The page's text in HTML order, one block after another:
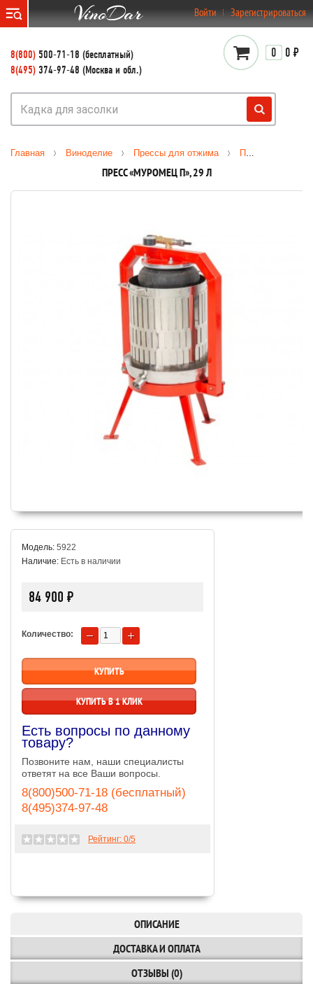
Войти Зарегистрироваться
8(800) 500-71-18 (бесплатный)
8(495) 374-97-48 (Москва и обл.)
0 0 ₽
Главная Виноделие Прессы для отжима Пресс для отжима с пневмоприводом «Муромец П», 29 л
ПРЕСС «МУРОМЕЦ П», 29 Л
Модель: 5922
Наличие: Есть в наличии
84 900 ₽
Количество:
КУПИТЬ В 1 КЛИК
Есть вопросы по данному
товару?
Позвоните нам, наши специалисты
ответят на все Ваши вопросы.
8(800)500-71-18 (бесплатный)
8(495)374-97-48
Рейтинг: 0/5
ОПИСАНИЕ
ДОСТАВКА И ОПЛАТА
ОТЗЫВЫ (0)